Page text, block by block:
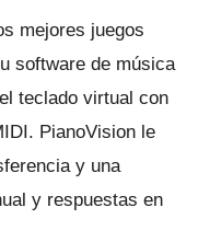
mejores juegos
software de música
teclado virtual con
PianoVision le
y una
y respuestas en